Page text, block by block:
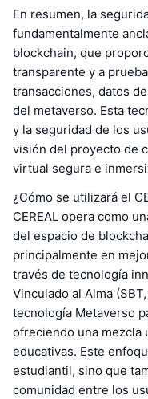
En resumen, la
fundamentalmente
blockchain, que
transparente y a
transacciones, datos
del metaverso. Esta
y la seguridad de los
visión del proyecto de
virtual segura e
¿Cómo se utilizará el
CEREAL opera como
del espacio de
principalmente en
través de tecnología
Vinculado al Alma
tecnología Metaverso
ofreciendo una mezcla
educativas. Este
estudiantil, sino que
comunidad entre los